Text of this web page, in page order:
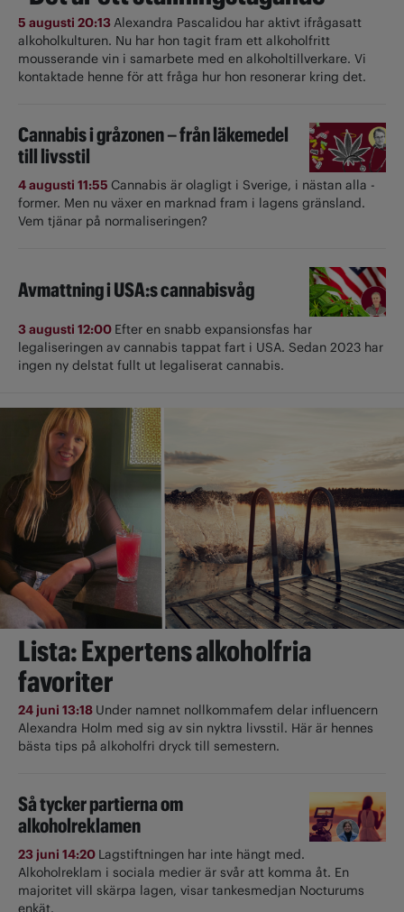
5 augusti 20:13Alexandra Pascalidou har aktivt ifrågasatt
alkoholkulturen. Nu har hon tagit fram ett alkoholfritt
mousserande vin i samarbete med en alkoholtillverkare. Vi
kontaktade henne för att fråga hur hon resonerar kring det.
Cannabis i gråzonen – från läkemedel
till livsstil
4 augusti 11:55 Cannabis är olagligt i ­Sverige, i nästan alla ­
former. Men nu växer en marknad fram i lagens gränsland.
Vem tjänar på normaliseringen?
Avmattning i USA:s cannabisvåg
3 augusti 12:00 Efter en snabb expansionsfas har
legaliseringen av cannabis tappat fart i USA. Sedan 2023 har
ingen ny delstat fullt ut ­legaliserat cannabis.
Lista: Expertens alkoholfria
favoriter
24 juni 13:18 Under namnet nollkommafem delar influencern
Alexandra Holm med sig av sin nyktra livsstil. Här är hennes
bästa tips på alkoholfri dryck till semestern.
Så tycker partierna om
alkoholreklamen
23 juni 14:20 Lagstiftningen har inte hängt med.
Alkoholreklam i sociala medier är svår att komma åt. En
majoritet vill skärpa lagen, visar tankesmedjan Nocturums
enkät.